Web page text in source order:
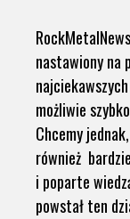
nastawiony na
możliwie
Chcemy
również
i poparte
powstał ten